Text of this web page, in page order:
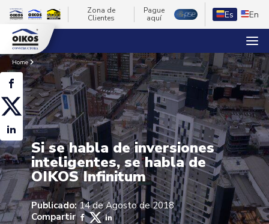
Zona de
Clientes
Pague
aquí
Es En
Home
Si se habla de inversiones
inteligentes, se habla de
OIKOS Infinitum
Publicado:14 de Agosto de 2018
Compartir